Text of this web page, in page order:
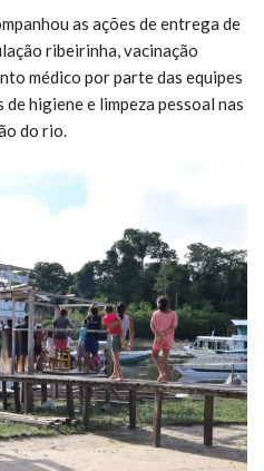
as ações de entrega de
ribeirinha, vacinação
médico por parte das equipes
higiene e limpeza pessoal nas
do rio.